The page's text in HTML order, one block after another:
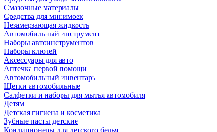
Смазочные материалы
Средства для минимоек
Незамерзающая жидкость
Автомобильный инструмент
Наборы автоинструментов
Наборы ключей
Аксессуары для авто
Аптечка первой помощи
Автомобильный инвентарь
Щетки автомобильные
Салфетки и наборы для мытья автомобиля
Детям
Детская гигиена и косметика
Зубные пасты детские
Кондиционеры для детского белья